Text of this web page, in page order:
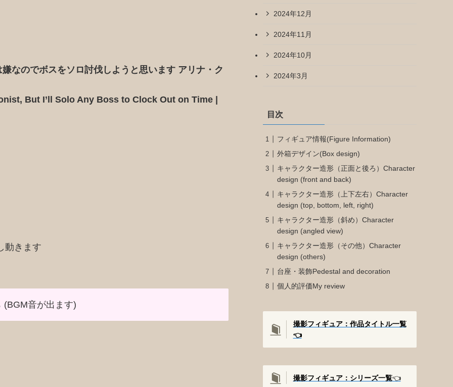
なのでボスをソロ討伐しようと思います アリナ・ク
But I’ll Solo Any Boss to Clock Out on Time |
動きます
(BGM音が出ます)
2024年12月
2024年11月
2024年10月
2024年3月
目次
フィギュア情報(Figure Information)
外箱デザイン(Box design)
キャラクター造形（正面と後ろ）Character
design (front and back)
キャラクター造形（上下左右）Character
design (top, bottom, left, right)
キャラクター造形（斜め）Character
design (angled view)
キャラクター造形（その他）Character
design (others)
台座・装飾Pedestal and decoration
個人的評価My review
撮影フィギュア：作品タイトル一覧
👈️
撮影フィギュア：シリーズ一覧👈️